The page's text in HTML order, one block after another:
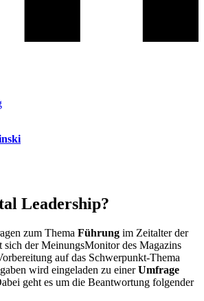
Leadership?
zum Thema Führung im Zeitalter der
sich der MeinungsMonitor des Magazins
auf das Schwerpunkt-Thema
wird eingeladen zu einerUmfrage
geht es um die Beantwortung folgender